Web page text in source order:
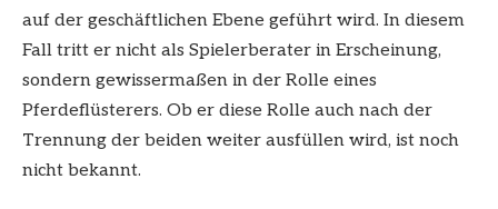
auf der geschäftlichen Ebene geführt wird. In diesem
Fall tritt er nicht als Spielerberater in Erscheinung,
sondern gewissermaßen in der Rolle eines
Pferdeflüsterers. Ob er diese Rolle auch nach der
Trennung der beiden weiter ausfüllen wird, ist noch
nicht bekannt.